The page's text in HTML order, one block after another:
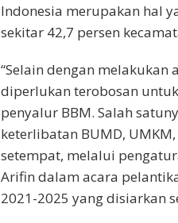
Indonesia merupakan hal
sekitar 42,7 persen
“Selain dengan melakukan
diperlukan terobosan
penyalur BBM. Salah
keterlibatan BUMD,
setempat, melalui
Arifin dalam acara
2021-2025 yang disiarkan